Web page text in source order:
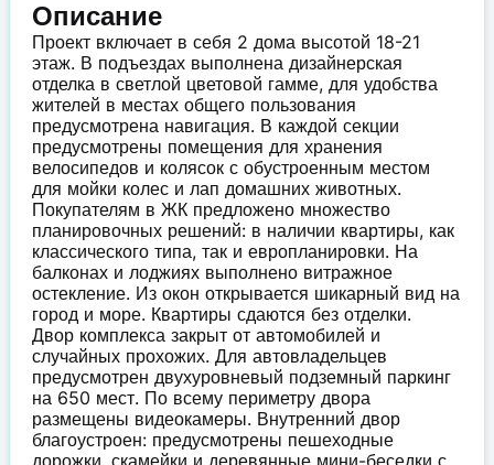
Описание
Проект включает в себя 2 дома высотой 18-21
этаж. В подъездах выполнена дизайнерская
отделка в светлой цветовой гамме, для удобства
жителей в местах общего пользования
предусмотрена навигация. В каждой секции
предусмотрены помещения для хранения
велосипедов и колясок с обустроенным местом
для мойки колес и лап домашних животных.
Покупателям в ЖК предложено множество
планировочных решений: в наличии квартиры, как
классического типа, так и европланировки. На
балконах и лоджиях выполнено витражное
остекление. Из окон открывается шикарный вид на
город и море. Квартиры сдаются без отделки.
Двор комплекса закрыт от автомобилей и
случайных прохожих. Для автовладельцев
предусмотрен двухуровневый подземный паркинг
на 650 мест. По всему периметру двора
размещены видеокамеры. Внутренний двор
благоустроен: предусмотрены пешеходные
дорожки, скамейки и деревянные мини-беседки с